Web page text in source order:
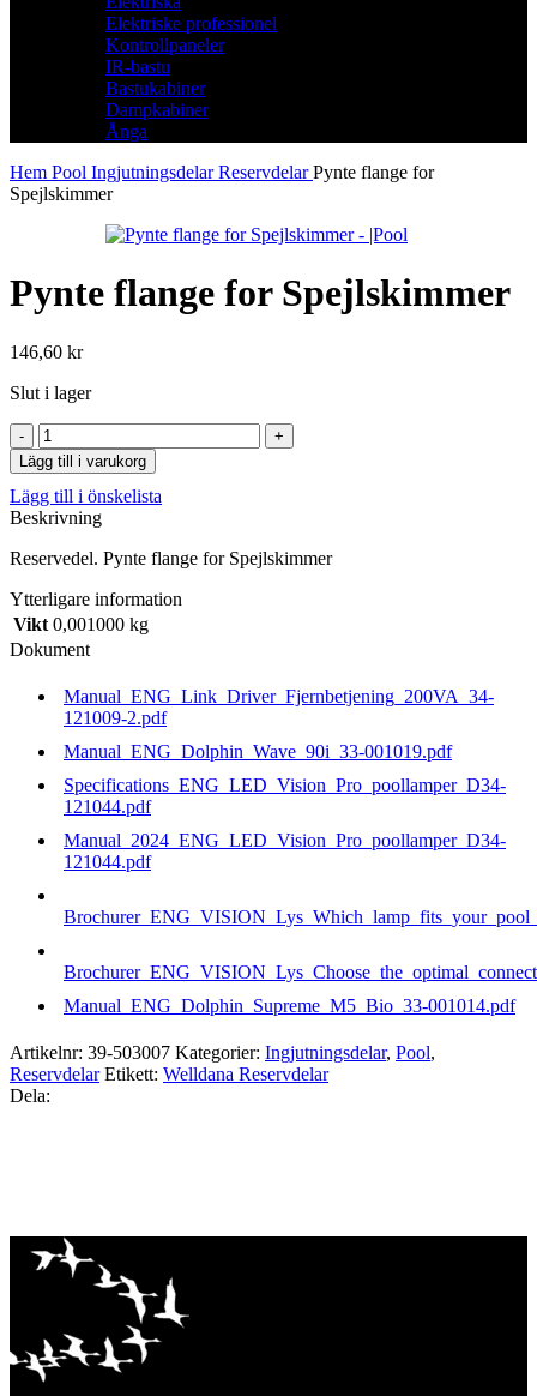
Elektriske professionel
Kontrollpaneler
IR-bastu
Bastukabiner
Dampkabiner
Ånga
Hem Pool IngjutningsdelarReservdelarPynte flange for
Spejlskimmer
Pynte flange for Spejlskimmer
146,60 kr
Slut i lager
Pynte
flange
for
Spejlskimmer
mängd
Lägg till i varukorg
Lägg till i önskelista
Beskrivning
Reservedel. Pynte flange for Spejlskimmer
Ytterligare information
Vikt 0,001000 kg
Dokument
Manual_ENG_Link_Driver_Fjernbetjening_200VA_34-
121009-2.pdf
Manual_ENG_Dolphin_Wave_90i_33-001019.pdf
Specifications_ENG_LED_Vision_Pro_poollamper_D34-
121044.pdf
Manual_2024_ENG_LED_Vision_Pro_poollamper_D34-
121044.pdf
Manual_ENG_Dolphin_Supreme_M5_Bio_33-001014.pdf
Artikelnr: 39-503007 Kategorier: Ingjutningsdelar, Pool,
Reservdelar Etikett: Welldana Reservdelar
Dela: